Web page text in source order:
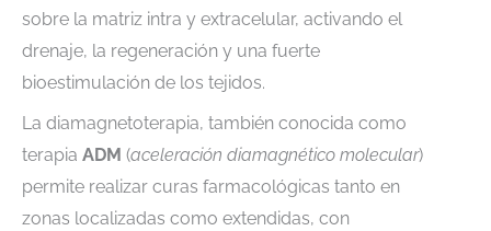
sobre la matriz intra y extracelular, activando el
drenaje, la regeneración y una fuerte
bioestimulación de los tejidos.
La diamagnetoterapia, también conocida como
terapia ADM (aceleración diamagnético molecular)
permite realizar curas farmacológicas tanto en
zonas localizadas como extendidas, con